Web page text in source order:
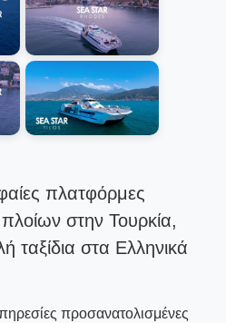
πλατφόρμες
στην Τουρκία,
στα Ελληνικά
προσανατολισμένες